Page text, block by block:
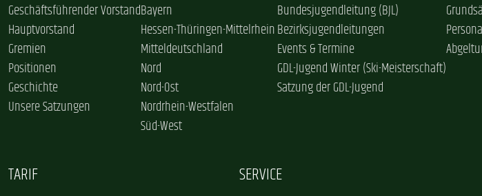
Geschäftsführender Vorstand
Hauptvorstand
Gremien
Positionen
Geschichte
Unsere Satzungen
Bayern
Hessen-Thüringen-Mittelrhein
Mitteldeutschland
Nord
Nord-Ost
Nordrhein-Westfalen
Süd-West
Bundesjugendleitung (BJL)
Bezirksjugendleitungen
Events & Termine
GDL-Jugend Winter (Ski-Meisterschaft)
Satzung der GDL-Jugend
TARIF SERVICE